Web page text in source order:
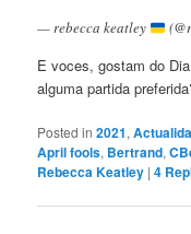
— rebecca keatley
E voces, gostam do
alguma partida
Posted in 2021,
April fools, Bertrand,
Rebecca Keatley |4